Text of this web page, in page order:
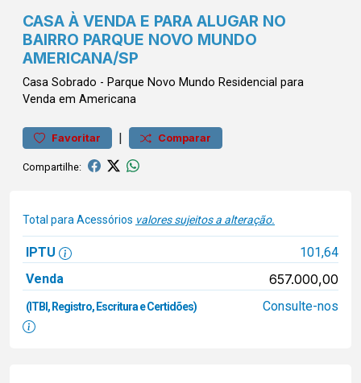
CASA À VENDA E PARA ALUGAR NO
BAIRRO PARQUE NOVO MUNDO
AMERICANA/SP
Casa Sobrado - Parque Novo Mundo Residencial para
Venda em Americana
Favoritar | Comparar
Compartilhe:
Total para Acessórios valores sujeitos a alteração.
IPTU
101,64
Venda
657.000,00
(ITBI, Registro, Escritura e Certidões) Consulte-nos